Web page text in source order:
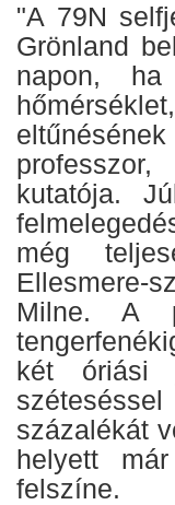
"A 79N
Grönland
napon,
kutatója.
még
Milne. A
két óriási
százalékát
helyett
felszíne.